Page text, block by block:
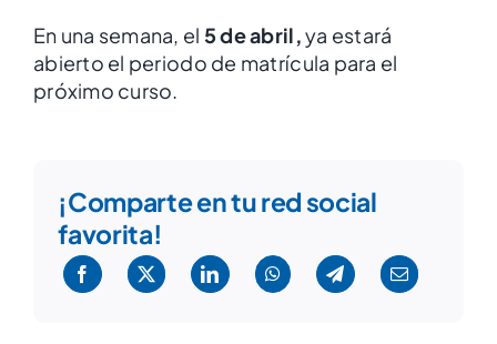
En una semana, el 5 de abril,ya estará
abierto el periodo de matrícula para el
próximo curso.
¡Comparte en tu red social
favorita!